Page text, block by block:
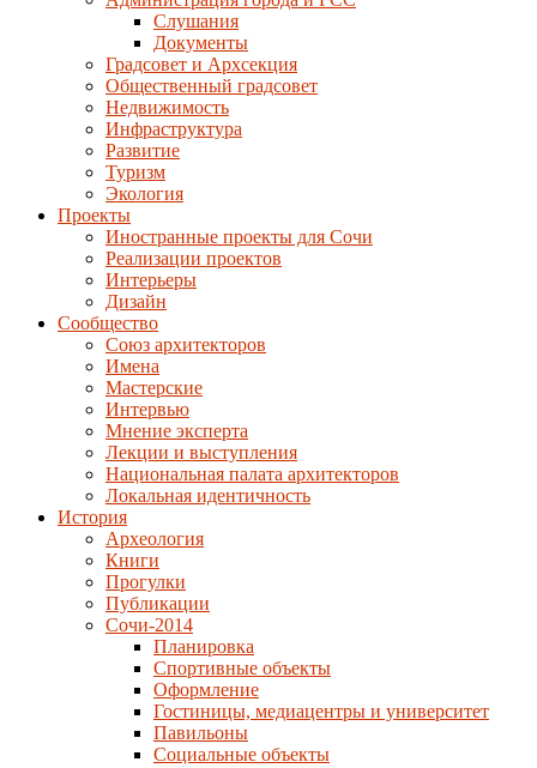
Слушания
Документы
Градсовет и Архсекция
Общественный градсовет
Недвижимость
Инфраструктура
Развитие
Туризм
Экология
Проекты
Иностранные проекты для Сочи
Реализации проектов
Интерьеры
Дизайн
Сообщество
Союз архитекторов
Имена
Мастерские
Интервью
Мнение эксперта
Лекции и выступления
Национальная палата архитекторов
Локальная идентичность
История
Археология
Книги
Прогулки
Публикации
Сочи-2014
Планировка
Спортивные объекты
Оформление
Гостиницы, медиацентры и университет
Павильоны
Социальные объекты